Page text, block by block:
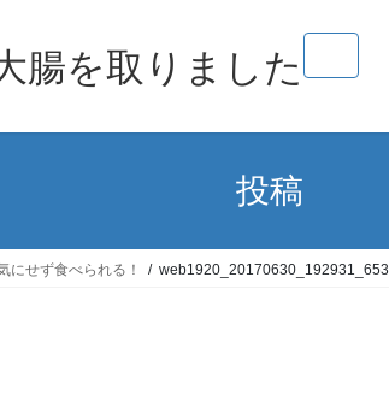
腸を取りました
投稿
にせず食べられる！ web1920_20170630_192931_653